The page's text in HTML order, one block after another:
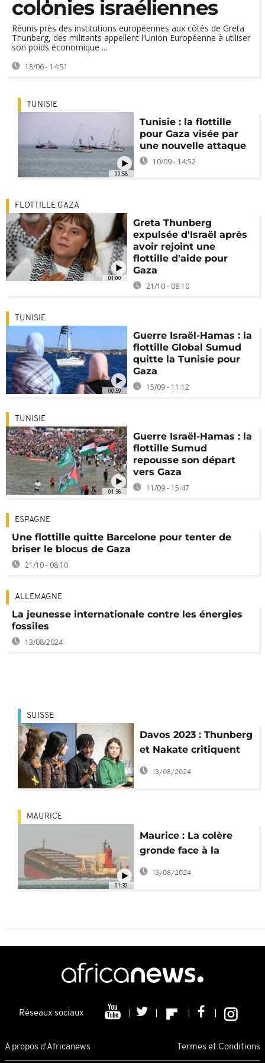
colonies israéliennes
Réunis près des institutions européennes aux côtés de Greta
Thunberg, des militants appellent l'Union Européenne à utiliser
son poids économique ...
18/06 - 14:51
00:58
TUNISIE
Tunisie : la flottille
pour Gaza visée par
une nouvelle attaque
10/09 - 14:52
01:00
FLOTTILLE GAZA
Greta Thunberg
expulsée d'Israël après
avoir rejoint une
flottille d'aide pour
Gaza
21/10 - 08:10
00:59
TUNISIE
Guerre Israël-Hamas : la
flottille Global Sumud
quitte la Tunisie pour
Gaza
15/09 - 11:12
01:36
TUNISIE
Guerre Israël-Hamas : la
flottille Sumud
repousse son départ
vers Gaza
11/09 - 15:47
ESPAGNE
Une flottille quitte Barcelone pour tenter de
briser le blocus de Gaza
21/10 - 08:10
ALLEMAGNE
La jeunesse internationale contre les énergies
fossiles
13/08/2024
SUISSE
Davos 2023 : Thunberg
et Nakate critiquent
l'inaction pour le
climat
13/08/2024
01:32
MAURICE
Maurice : La colère
gronde face à la
marée noire venant
13/08/2024
Réseaux sociaux
A propos d'Africanews Termes et Conditions